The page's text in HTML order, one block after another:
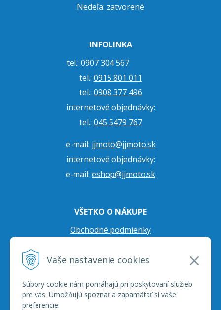
Vaše nastavenie cookies
Súbory cookie nám pomáhajú pri poskytovaní služieb
pre vás. Umožňujú spoznať a zapamätať si vaše
preferencie.
Nedeľa: zatvorené
INFOLINKA
tel.: 0907 304 567
tel.: 0915 801 011
tel.: 0908 377 496
internetové objednávky:
tel.: 045 5479 767
e-mail: jjmoto@jjmoto.sk
internetové objednávky:
e-mail: eshop@jjmoto.sk
VŠETKO O NÁKUPE
Obchodné podmienky
Prepravné podmienky